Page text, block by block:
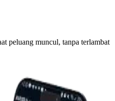
peluang muncul, tanpa terlambat